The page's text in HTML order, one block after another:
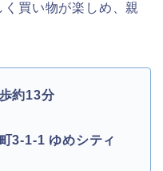
買い物が楽しめ、親
約13分
3-1-1 ゆめシティ